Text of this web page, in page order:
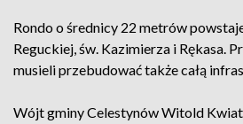
Rondo o średnicy 22 metrów
Reguckiej, św. Kazimierza i Rękasa.
musieli przebudować także całą
Wójt gminy Celestynów Witold